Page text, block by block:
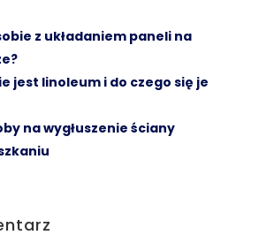
z układaniem paneli na
jest linoleum i do czego się je
na wygłuszenie ściany